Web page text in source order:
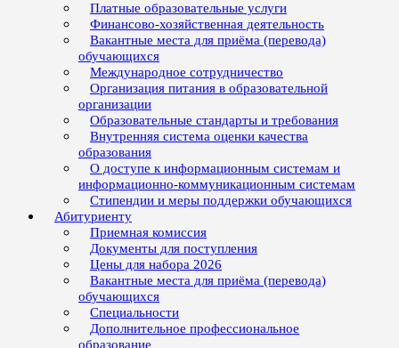
Платные образовательные услуги
Финансово-хозяйственная деятельность
Вакантные места для приёма (перевода)
обучающихся
Международное сотрудничество
Организация питания в образовательной
организации
Образовательные стандарты и требования
Внутренняя система оценки качества
образования
О доступе к информационным системам и
информационно-коммуникационным системам
Стипендии и меры поддержки обучающихся
Абитуриенту
Приемная комиссия
Документы для поступления
Цены для набора 2026
Вакантные места для приёма (перевода)
обучающихся
Специальности
Дополнительное профессиональное
образование